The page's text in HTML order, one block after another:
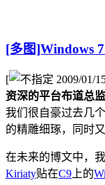
[多图]Windows
[ 2009/01/
资深的平台布道总
我们很自豪过去几
的精雕细琢，同时
在未来的博文中，
Kiriaty贴在C9 上的